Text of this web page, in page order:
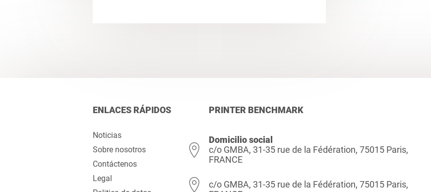
ENLACES RÁPIDOS
Noticias
Sobre nosotros
Contáctenos
Legal
PRINTER BENCHMARK
Domicilio social
c/o GMBA, 31-35 rue de la Fédération, 75015 Paris,
FRANCE
c/o GMBA, 31-35 rue de la Fédération, 75015 Paris,